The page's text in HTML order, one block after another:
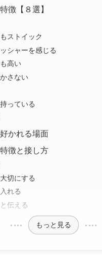
徴【８選】
ストイック
シャーを感じる
高い
さない
っている
かれる場面
徴と接し方
切にする
れる
伝える
もっと見る